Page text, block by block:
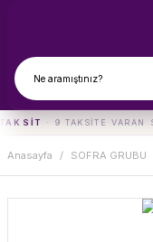
· 9 TAKSITE VARAN
Anasayfa SOFRA GRUBU